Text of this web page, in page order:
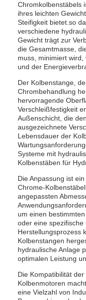
Chromkolbenstäbels
ihres leichten
Steifigkeit bietet.so
verschiedene
Gewicht trägt zur
die Gesamtmasse,
muss, minimiert
und der
Der Kolbenstange,
Chrombehandlung
hervorragende
Verschleißfestigkeit
Außenschicht, die
ausgezeichnete
Lebensdauer der
Systeme mit
Kolbenstäben für
Die Anpassung ist
Chrome-
angepassten
um einen
oder eine
Herstellungsprozess
Kolbenstangen
hydraulische Anlage
optimalen Leistung
Die Kompatibilität
Kolbenmotoren
eine Vielzahl von